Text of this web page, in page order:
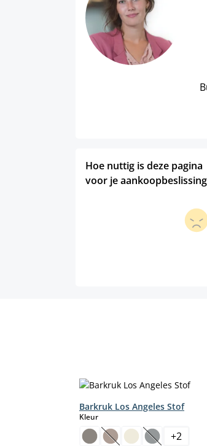
Hoe nuttig is deze pagina
voor je
Barkruk Los Angeles Stof
Kleurselect
(Deze optie is(Deze optie
+2